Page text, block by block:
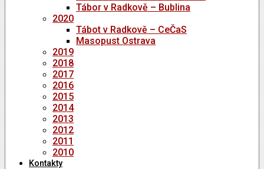
Tábor v Radkově – Bublina
2020
Tábot v Radkově – CeČaS
Masopust Ostrava
2019
2018
2017
2016
2015
2014
2013
2012
2011
2010
Kontakty